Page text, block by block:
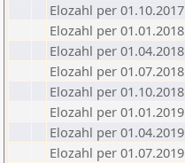
Elozahl per 01.10.2017
Elozahl per 01.01.2018
Elozahl per 01.04.2018
Elozahl per 01.07.2018
Elozahl per 01.10.2018
Elozahl per 01.01.2019
Elozahl per 01.04.2019
Elozahl per 01.07.2019